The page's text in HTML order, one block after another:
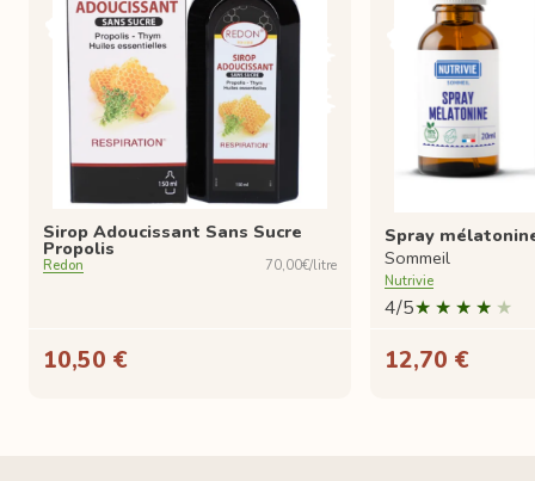
Sirop Adoucissant Sans Sucre
Propolis
Redon 70,00€/litre
10,50 €
Spray
Sommeil
Nutrivie
4/5
12,70 €